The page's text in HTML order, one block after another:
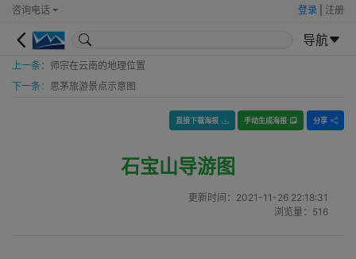
咨询电话 登录 注册
导航
上一条： 师宗在云南的地理位置
下一条： 思茅旅游景点示意图
直接下载海报 手动生成海报 分享
石宝山导游图
更新时间： 2021-11-26 22:18:31
浏览量： 516